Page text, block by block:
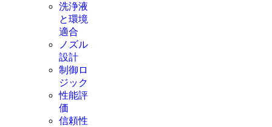
洗浄液
と環境
適合
ノズル
設計
制御ロ
ジック
性能評
価
信頼性